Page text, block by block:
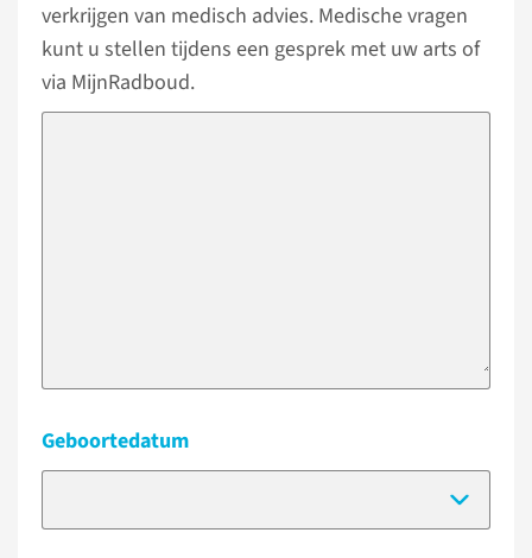
verkrijgen van medisch advies. Medische vragen
kunt u stellen tijdens een gesprek met uw arts of
via MijnRadboud.
Geboortedatum